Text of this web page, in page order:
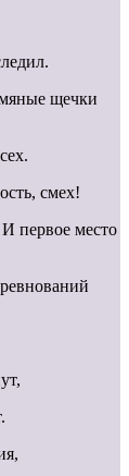
щечки
смех!
первое место